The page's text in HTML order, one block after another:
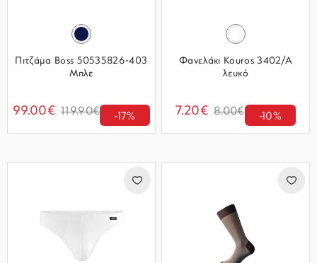
Πιτζάμα Boss 50535826-403
Μπλε
99.00€ 119.90€ -17%
Φανελάκι Kouros 3402/A
λευκό
7.20€ 8.00€ -10%